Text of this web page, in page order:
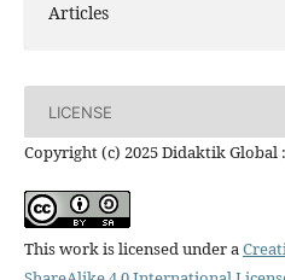
Articles
LICENSE
Copyright (c) 2025 Didaktik
This work is licensed under a